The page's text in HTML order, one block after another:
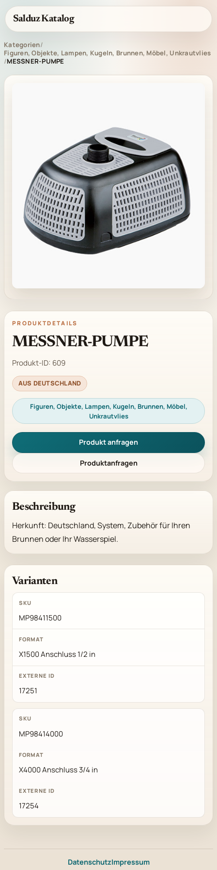
Salduz Katalog
Kategorien/
Figuren, Objekte, Lampen, Kugeln, Brunnen, Möbel, Unkrautvlies
/MESSNER-PUMPE
PRODUKTDETAILS
MESSNER-PUMPE
Produkt-ID: 609
AUS DEUTSCHLAND
Figuren, Objekte, Lampen, Kugeln, Brunnen, Möbel,
Unkrautvlies
Produkt anfragen
Produktanfragen
Beschreibung
Herkunft: Deutschland, System, Zubehör für Ihren
Brunnen oder Ihr Wasserspiel.
Varianten
MP98411500
X1500 Anschluss 1/2 in
17251
MP98414000
X4000 Anschluss 3/4 in
17254
DatenschutzImpressum